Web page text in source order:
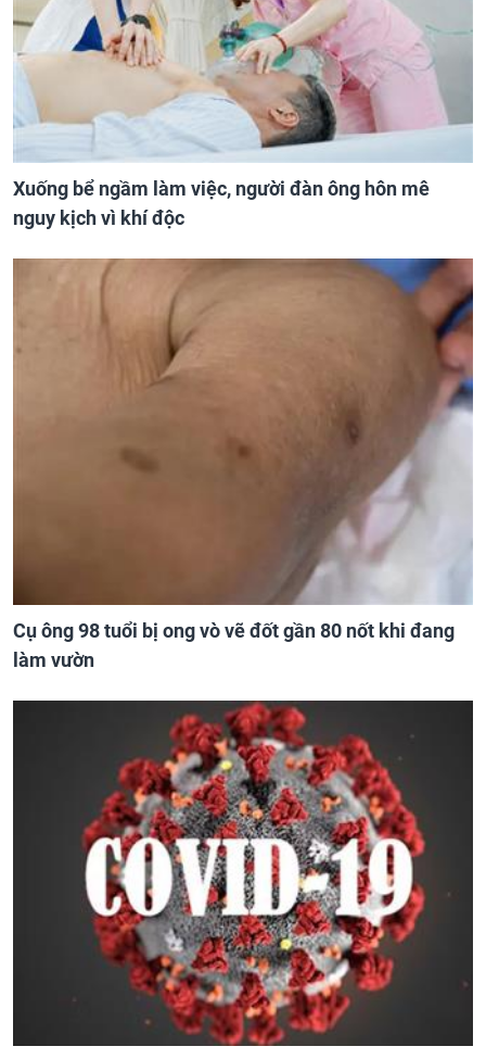
Xuống bể ngầm làm việc, người đàn ông hôn mê
nguy kịch vì khí độc
Cụ ông 98 tuổi bị ong vò vẽ đốt gần 80 nốt khi đang
làm vườn